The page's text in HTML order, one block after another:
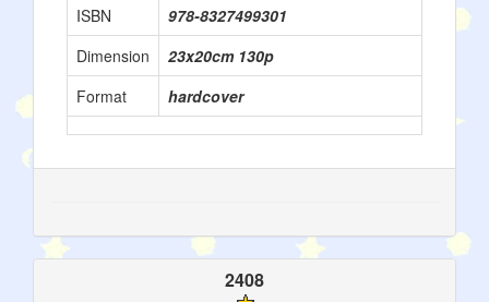
ISBN
978-8327499301
Dimension
23x20cm 130p
Format
hardcover
2408